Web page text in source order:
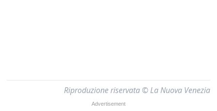
Riproduzione riservata © La Nuova Venezia